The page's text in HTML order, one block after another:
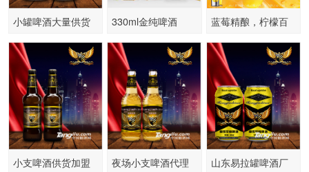
小罐啤酒大量供货
330ml金纯啤酒
蓝莓精酿，柠檬百
代理
小支啤酒供货加盟
夜场小支啤酒代理
山东易拉罐啤酒厂